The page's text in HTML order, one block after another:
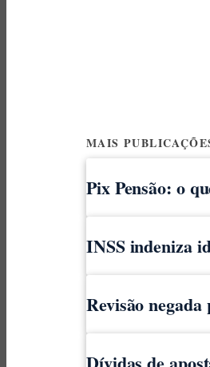
MAIS
Pix Pensão: o
INSS indeniza
Revisão